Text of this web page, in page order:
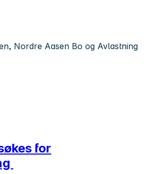
Nordre Aasen Bo og Avlastning
for